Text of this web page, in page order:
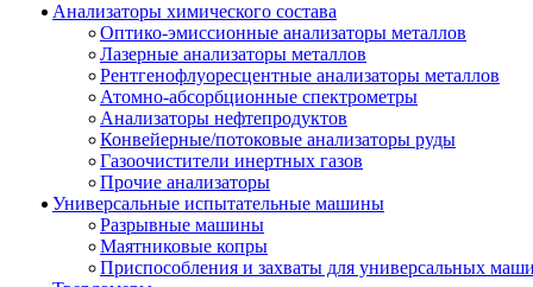
Анализаторы химического состава
Оптико-эмиссионные анализаторы металлов
Лазерные анализаторы металлов
Рентгенофлуоресцентные анализаторы металлов
Атомно-абсорбционные спектрометры
Анализаторы нефтепродуктов
Конвейерные/потоковые анализаторы руды
Газоочистители инертных газов
Прочие анализаторы
Универсальные испытательные машины
Разрывные машины
Маятниковые копры
Приспособления и захваты для универсальных